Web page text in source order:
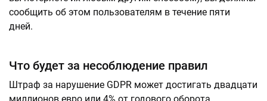
сообщить об этом пользователям в течение пяти
дней.
Что будет за несоблюдение правил
Штраф за нарушение GDPR может достигать двадцати